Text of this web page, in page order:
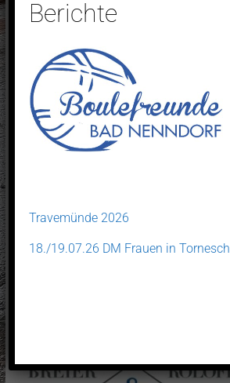
Website
Letzte Änderungen
Travemünde 2026
Berichte
Travemünde 2026
18./19.07.26 DM Frauen in Tornesch